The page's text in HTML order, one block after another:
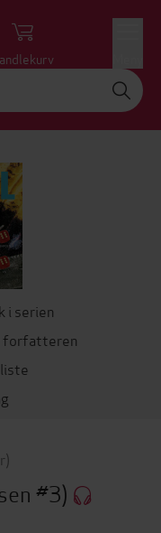
i serien
forfatteren
#3)